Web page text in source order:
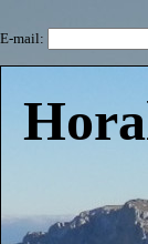
E-mail: